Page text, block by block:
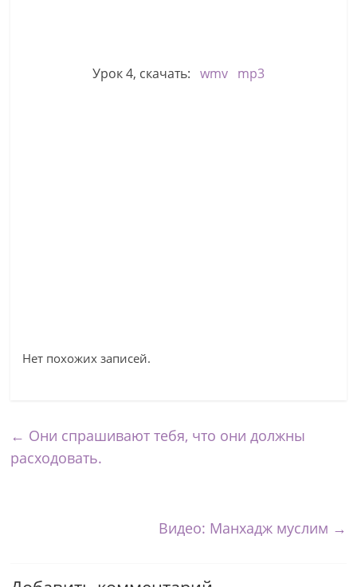
Урок 4, скачать: wmv mp3
Нет похожих записей.
← Они спрашивают тебя, что они должны
расходовать.
Видео: Манхадж муслим →